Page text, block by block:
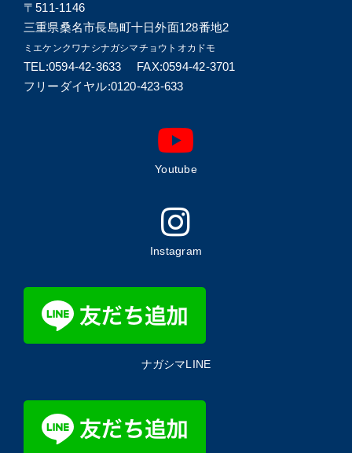
〒511-1146
三重県桑名市長島町十日外面128番地2
ミエケンクワナシナガシマチョウトオカドモ
TEL:0594-42-3633 FAX:0594-42-3701
フリーダイヤル:0120-423-633
Youtube
Instagram
ナガシマLINE